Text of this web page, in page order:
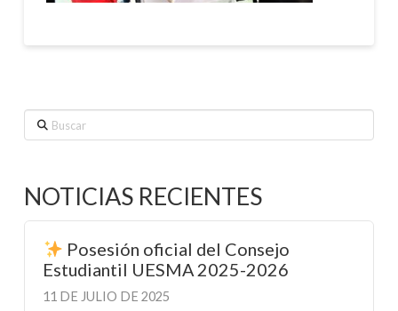
Buscar
NOTICIAS RECIENTES
Posesión oficial del Consejo
Estudiantil UESMA 2025-2026
11 DE JULIO DE 2025